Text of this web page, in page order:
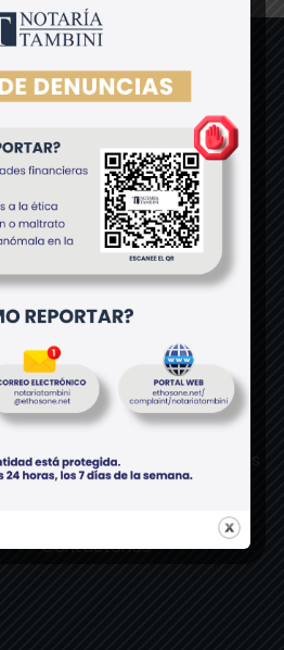
Nosotros
Servicios Extraprotocolares
Contáctenos